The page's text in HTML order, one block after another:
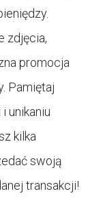
zdjęcia,
promocja
Pamiętaj
unikaniu
kilka
swoją
transakcji!